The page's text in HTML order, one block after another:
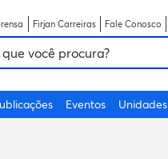
Firjan Carreiras Fale Conosco
Eventos Unidades